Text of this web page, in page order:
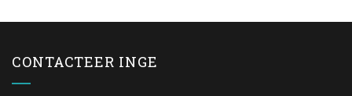
CONTACTEER INGE